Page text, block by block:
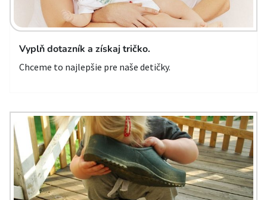
Vyplň dotazník a získaj tričko.
Chceme to najlepšie pre naše detičky.